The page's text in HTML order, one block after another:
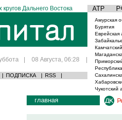
Дальнего Востока АТР
| 08 Августа, 06:28 |
| ПОДПИСКА | RSS |
Амурская
Бурятия
Еврейская
Чукотский
главная